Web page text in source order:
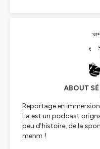
ABOUT
Reportage en
La est un podcast
peu d'histoire, de la
menm !